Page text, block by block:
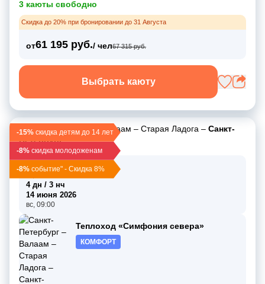
3 каюты свободно
Скидка до 20% при бронировании до 31 Августа
от61 195 руб./ чел67 315 руб.
Выбрать каюту
-15% скидка детям до 14 лет
-8% скидка молодоженам
-8% событие" - Скидка 8%
Санкт-Петербург – Валаам – Старая Ладога – Санкт-
Петербург
11 июня 2026
4 дн / 3 нч
14 июня 2026
вс, 09:00
Теплоход «Симфония севера»
КОМФОРТ